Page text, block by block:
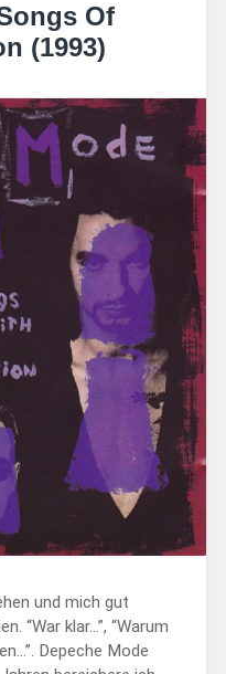
Of
(1993)
und mich gut
“War klar…”, “Warum
Depeche Mode